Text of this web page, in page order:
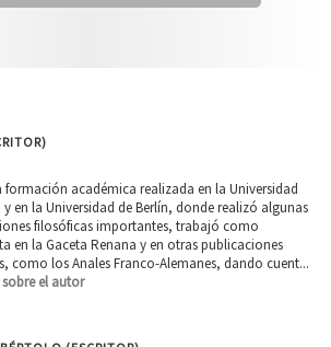
formación académica realizada en la Universidad
y en la Universidad de Berlín, donde realizó algunas
filosóficas importantes, trabajó como
en la Gaceta Renana y en otras publicaciones
como los Anales Franco-Alemanes, dando cuent...
sobre el autor